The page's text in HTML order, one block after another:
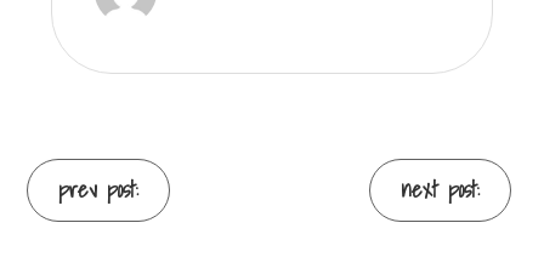
prev post: next post: